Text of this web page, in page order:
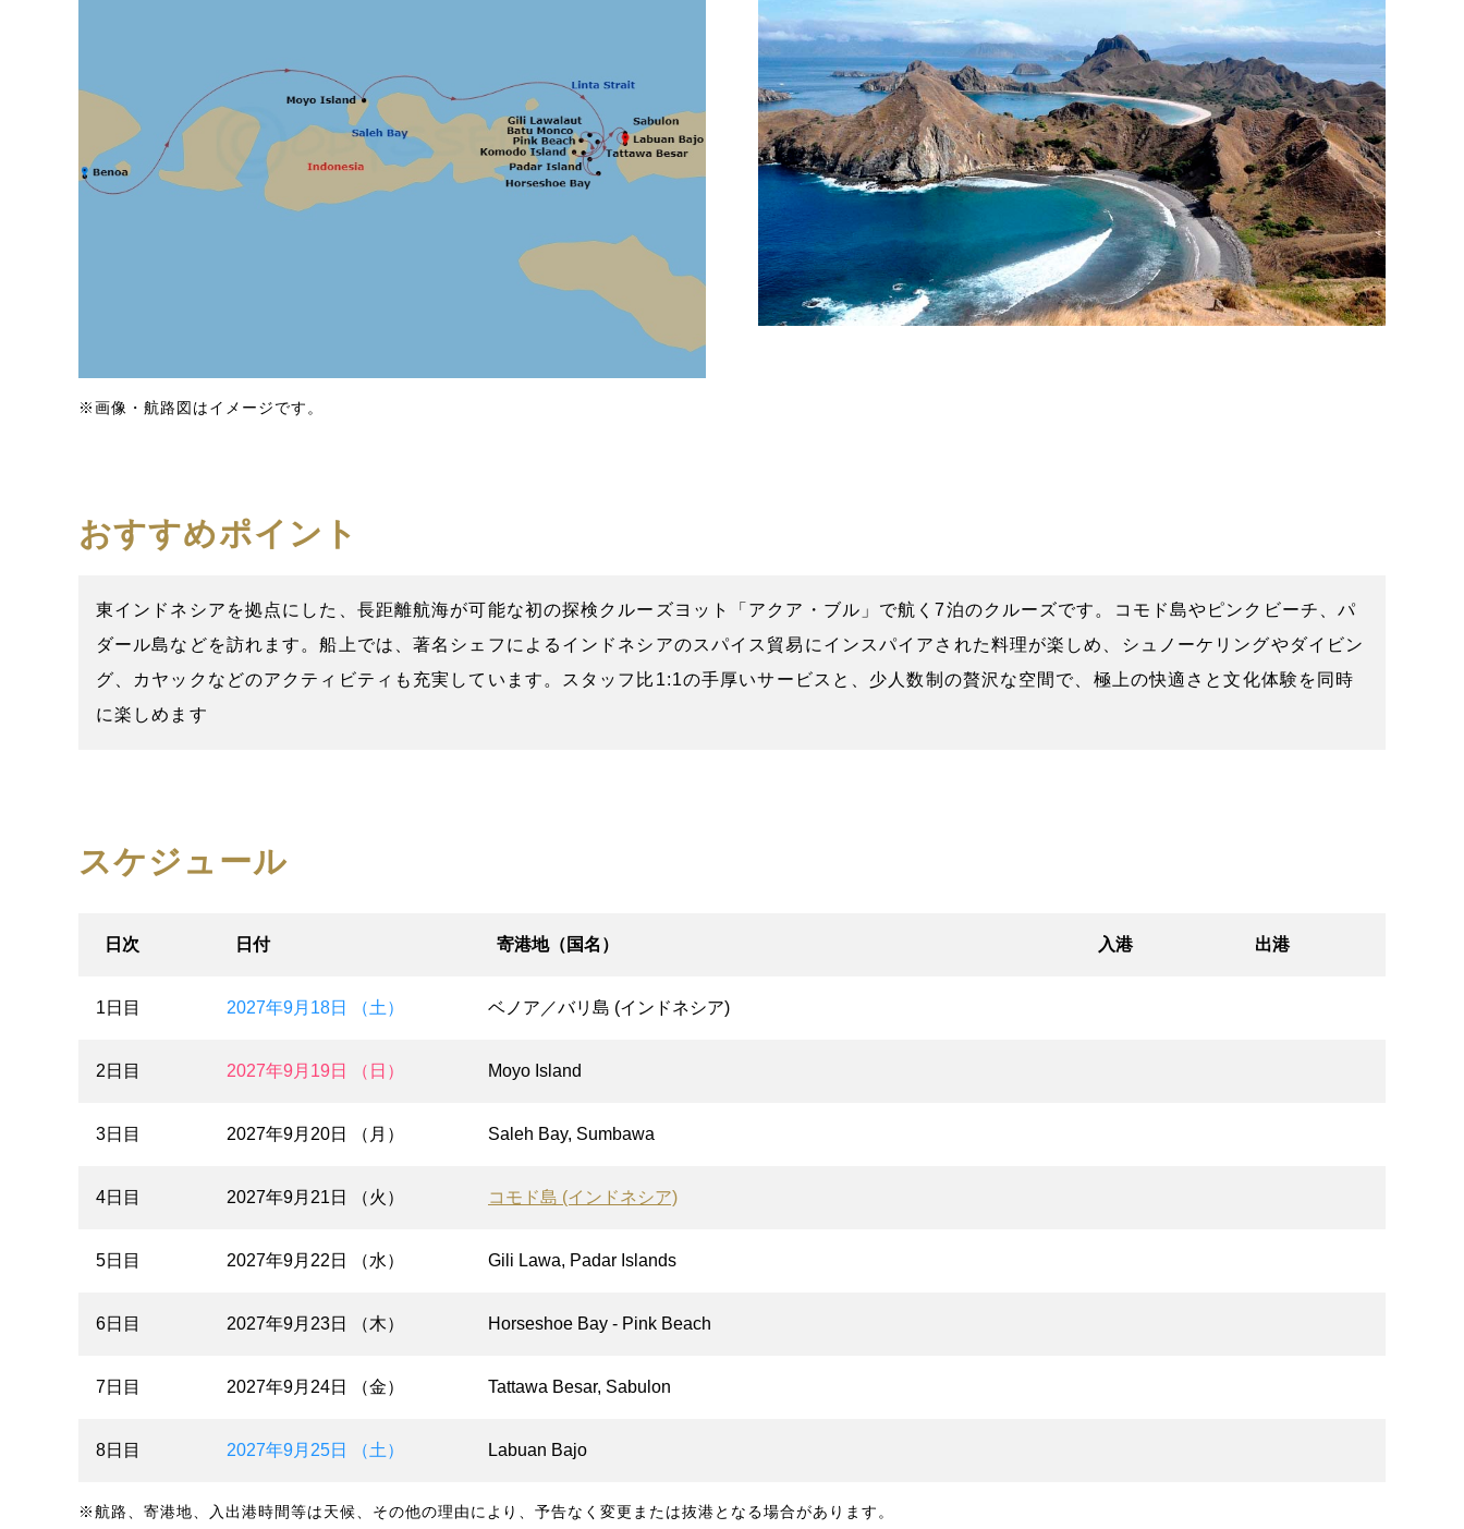
※画像・航路図はイメージです。
おすすめポイント
東インドネシアを拠点にした、長距離航海が可能な初の探検クルーズヨット「アクア・ブル」で航く7泊のクルーズです。コモド島やピンクビーチ、パ
ダール島などを訪れます。船上では、著名シェフによるインドネシアのスパイス貿易にインスパイアされた料理が楽しめ、シュノーケリングやダイビン
グ、カヤックなどのアクティビティも充実しています。スタッフ比1:1の手厚いサービスと、少人数制の贅沢な空間で、極上の快適さと文化体験を同時
に楽しめます
スケジュール
日次 日付 寄港地（国名） 入港 出港
1日目 2027年9月18日 （土） ベノア／バリ島 (インドネシア)
2日目 2027年9月19日 （日） Moyo Island
3日目 2027年9月20日 （月） Saleh Bay, Sumbawa
4日目 2027年9月21日 （火） コモド島 (インドネシア)
5日目 2027年9月22日 （水） Gili Lawa, Padar Islands
6日目 2027年9月23日 （木） Horseshoe Bay - Pink Beach
7日目 2027年9月24日 （金） Tattawa Besar, Sabulon
8日目 2027年9月25日 （土） Labuan Bajo
※航路、寄港地、入出港時間等は天候、その他の理由により、予告なく変更または抜港となる場合があります。